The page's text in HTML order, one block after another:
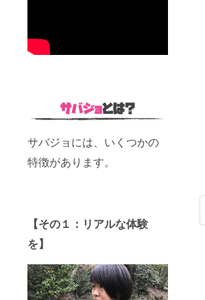
サバジョには、いくつかの
特徴があります。
【その１：リアルな体験
を】